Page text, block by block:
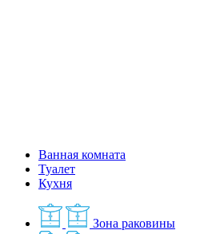
Ванная комната
Туалет
Кухня
Зона раковины